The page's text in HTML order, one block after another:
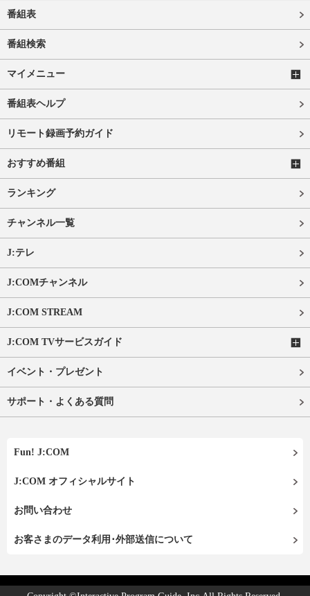
番組表
番組検索
マイメニュー
番組表ヘルプ
リモート録画予約ガイド
おすすめ番組
ランキング
チャンネル一覧
J:テレ
J:COMチャンネル
J:COM STREAM
J:COM TVサービスガイド
イベント・プレゼント
サポート・よくある質問
Fun! J:COM
J:COM オフィシャルサイト
お問い合わせ
お客さまのデータ利用･外部送信について